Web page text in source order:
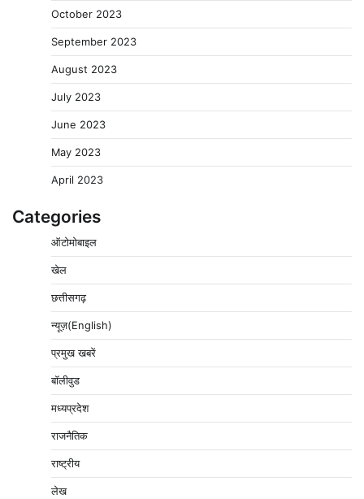
October 2023
September 2023
August 2023
July 2023
June 2023
May 2023
April 2023
Categories
ऑटोमोबाइल
खेल
छत्तीसगढ़
न्यूज़(English)
प्रमुख खबरें
बॉलीवुड
मध्यप्रदेश
राजनैतिक
राष्ट्रीय
लेख